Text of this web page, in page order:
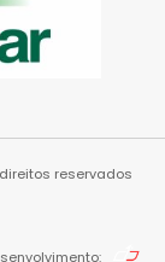
reservados